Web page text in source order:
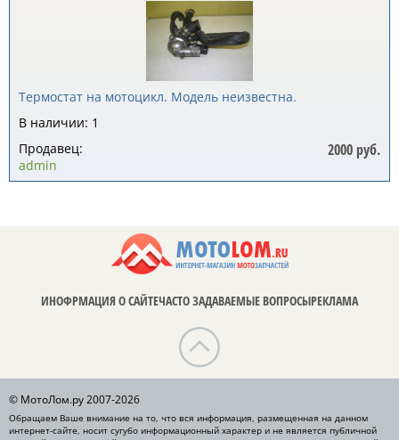
Термостат на мотоцикл. Модель неизвестна.
В наличии: 1
2000 руб.
Продавец:
admin
ИНОФРМАЦИЯ О САЙТЕЧАСТО ЗАДАВАЕМЫЕ ВОПРОСЫРЕКЛАМА
© МотоЛом.ру 2007-2026
Обращаем Ваше внимание на то, что вся информация, размещенная на данном
интернет-сайте, носит сугубо информационный характер и не является публичной